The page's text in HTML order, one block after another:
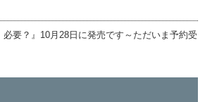
要？』10月28日に発売です～ただいま予約受